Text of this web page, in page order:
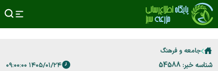
جامعه و فرهنگ
شناسه خبر: 54588 ۱۴۰۵/۰۱/۲۴ ۰۹:۰۰:۰۰